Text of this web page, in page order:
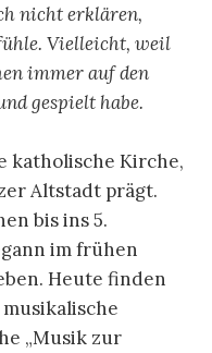
nicht erklären,
Vielleicht, weil
immer auf den
gespielt habe.
katholische Kirche,
Altstadt prägt.
bis ins 5.
im frühen
Heute finden
„Musik zur